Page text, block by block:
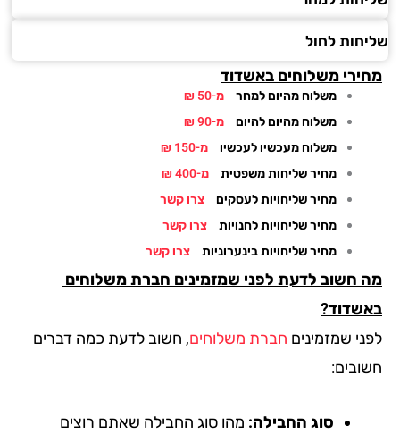
לחול
משלוחים באשדוד
משלוח מהיום למחר
מ-50 ₪
משלוח מהיום להיום
מ-90 ₪
משלוח מעכשיו לעכשיו
מ-150 ₪
מחיר שליחות משפטית
מ-400 ₪
מחיר שליחויות לעסקים
צרו קשר
מחיר שליחויות לחנויות
צרו קשר
מחיר שליחויות בינערוניות
צרו קשר
חשוב לדעת לפני שמזמינים חברת משלוחים
שמזמיניםחברת משלוחים, חשוב לדעת כמה דברים
סוג החבילה:מהו סוג החבילה שאתם רוצים